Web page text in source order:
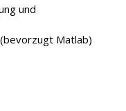
und
Matlab)